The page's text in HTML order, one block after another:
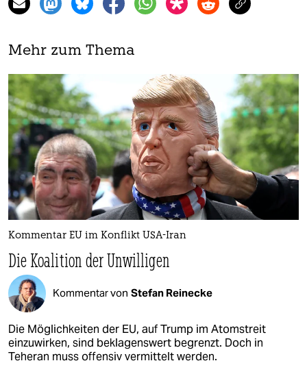
Mehr zum Thema
Kommentar EU im Konflikt USA-Iran
Die Koalition der Unwilligen
Kommentar von Stefan Reinecke
Die Möglichkeiten der EU, auf Trump im Atomstreit
einzuwirken, sind beklagenswert begrenzt. Doch in
Teheran muss offensiv vermittelt werden.